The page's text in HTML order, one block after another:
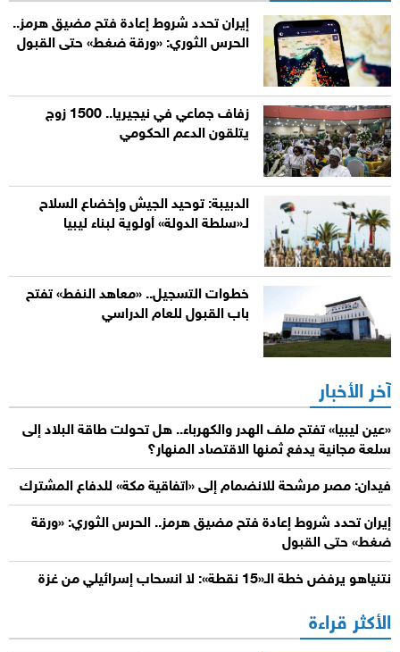
إيران تحدد شروط إعادة فتح مضيق هرمز..
الحرس الثوري: «ورقة ضغط» حتى القبول
زفاف جماعي في نيجيريا.. 1500 زوج
يتلقون الدعم الحكومي
الدبيبة: توحيد الجيش وإخضاع السلاح
لـ«سلطة الدولة» أولوية لبناء ليبيا
خطوات التسجيل.. «معاهد النفط» تفتح
باب القبول للعام الدراسي
آخر الأخبار
«عين ليبيا» تفتح ملف الهدر والكهرباء.. هل تحولت طاقة البلاد إلى
سلعة مجانية يدفع ثمنها الاقتصاد المنهار؟
فيدان: مصر مرشحة للانضمام إلى «اتفاقية مكة» للدفاع المشترك
إيران تحدد شروط إعادة فتح مضيق هرمز.. الحرس الثوري: «ورقة
ضغط» حتى القبول
نتنياهو يرفض خطة الـ«15 نقطة»: لا انسحاب إسرائيلي من غزة
الأكثر قراءة